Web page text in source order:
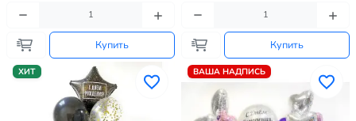
Купить Купить
ХИТ ВАША НАДПИСЬ